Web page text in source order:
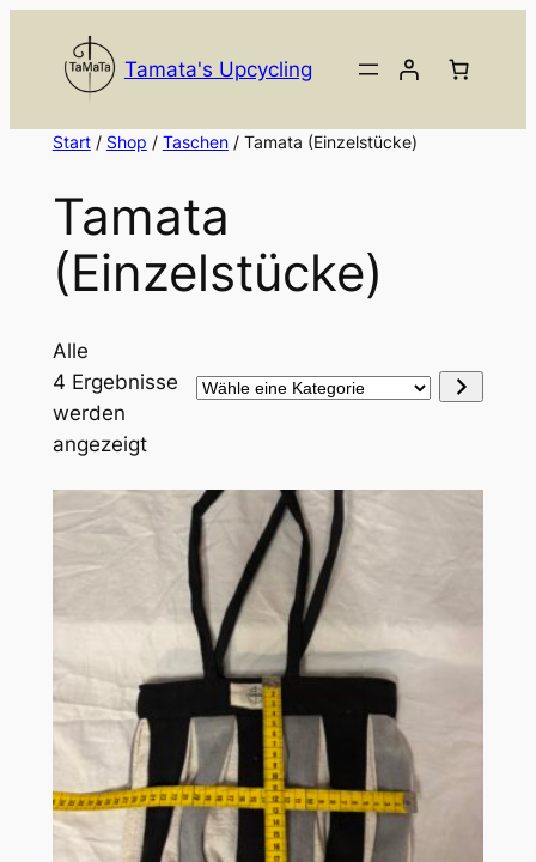
springen
Tamata's Upcycling
Start/ Shop / Taschen/ Tamata (Einzelstücke)
Tamata
(Einzelstücke)
Alle
4 Ergebnisse
werden
angezeigt
Wähle